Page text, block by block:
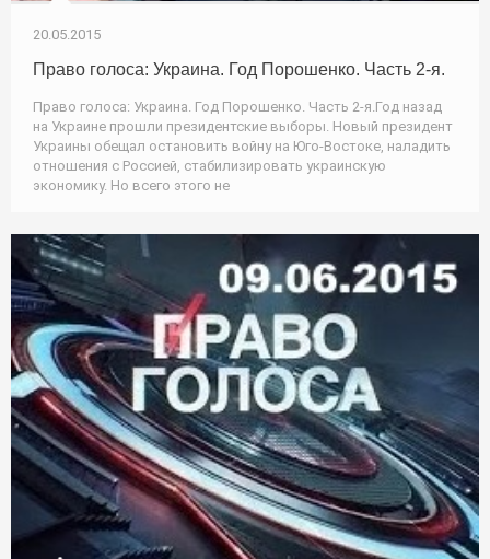
20.05.2015
Право голоса: Украина. Год Порошенко. Часть 2-я.
Право голоса: Украина. Год Порошенко. Часть 2-я.Год назад
на Украине прошли президентские выборы. Новый президент
Украины обещал остановить войну на Юго-Востоке, наладить
отношения с Россией, стабилизировать украинскую
экономику. Но всего этого не